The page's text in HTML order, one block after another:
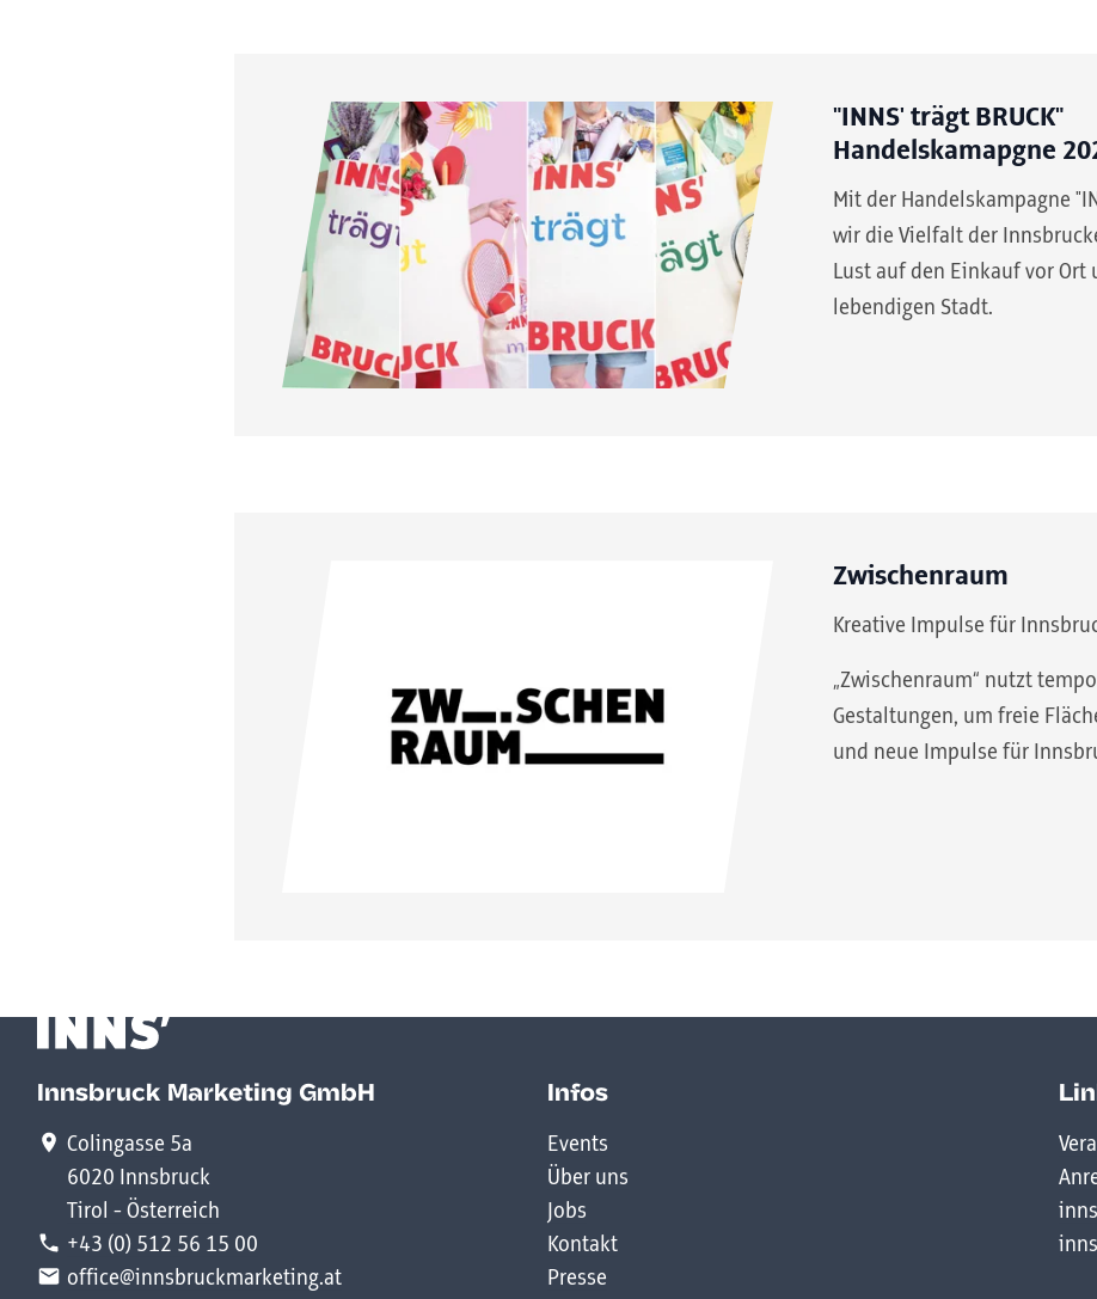
"INNS' trägt BRUCK"
Handelskamapgne
Mit der Handelskampagne
wir die Vielfalt der
Lust auf den Einkauf vor Ort
lebendigen Stadt.
Zwischenraum
Kreative Impulse für
„Zwischenraum“ nutzt
Gestaltungen, um freie
und neue Impulse für
Innsbruck Marketing GmbH
Colingasse 5a
6020 Innsbruck
Tirol - Österreich
+43 (0) 512 56 15 00
office@innsbruckmarketing.at
Infos
Events
Über uns
Jobs
Kontakt
Presse